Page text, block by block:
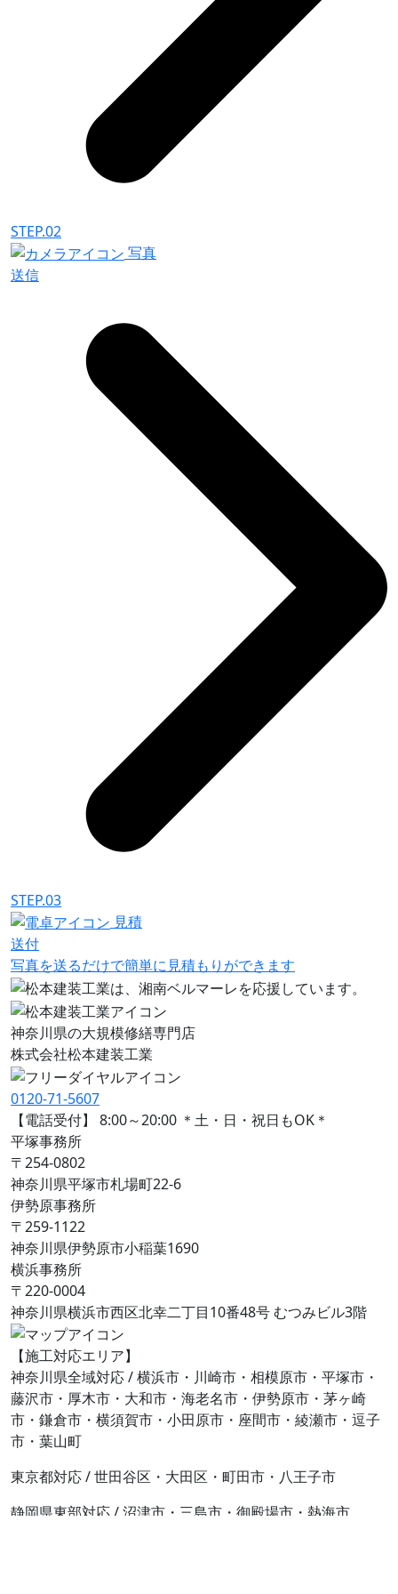
STEP.02
写真
送信
STEP.03
見積
送付
写真を送るだけで簡単に見積もりができます
神奈川県の大規模修繕専門店
株式会社松本建装工業
0120-71-5607
【電話受付】 8:00～20:00 ＊土・日・祝日もOK＊
平塚事務所
〒254-0802
神奈川県平塚市札場町22-6
伊勢原事務所
〒259-1122
神奈川県伊勢原市⼩稲葉1690
横浜事務所
〒220-0004
神奈川県横浜市西区北幸二丁目10番48号 むつみビル3階
【施工対応エリア】
神奈川県全域対応 / 横浜市・川崎市・相模原市・平塚市・
藤沢市・厚木市・大和市・海老名市・伊勢原市・茅ヶ崎
市・鎌倉市・横須賀市・小田原市・座間市・綾瀬市・逗子
市・葉山町
東京都対応 / 世田谷区・大田区・町田市・八王子市
静岡県東部対応 / 沼津市・三島市・御殿場市・熱海市